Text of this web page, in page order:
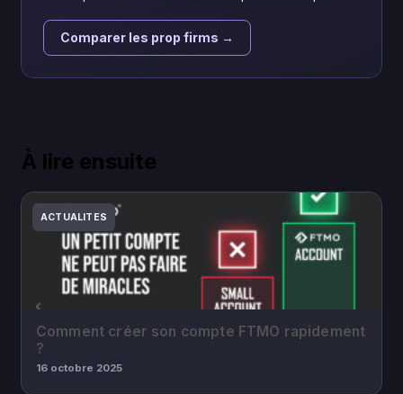
Comparer les prop firms →
À lire ensuite
ACTUALITES
Comment créer son compte FTMO rapidement
?
16 octobre 2025